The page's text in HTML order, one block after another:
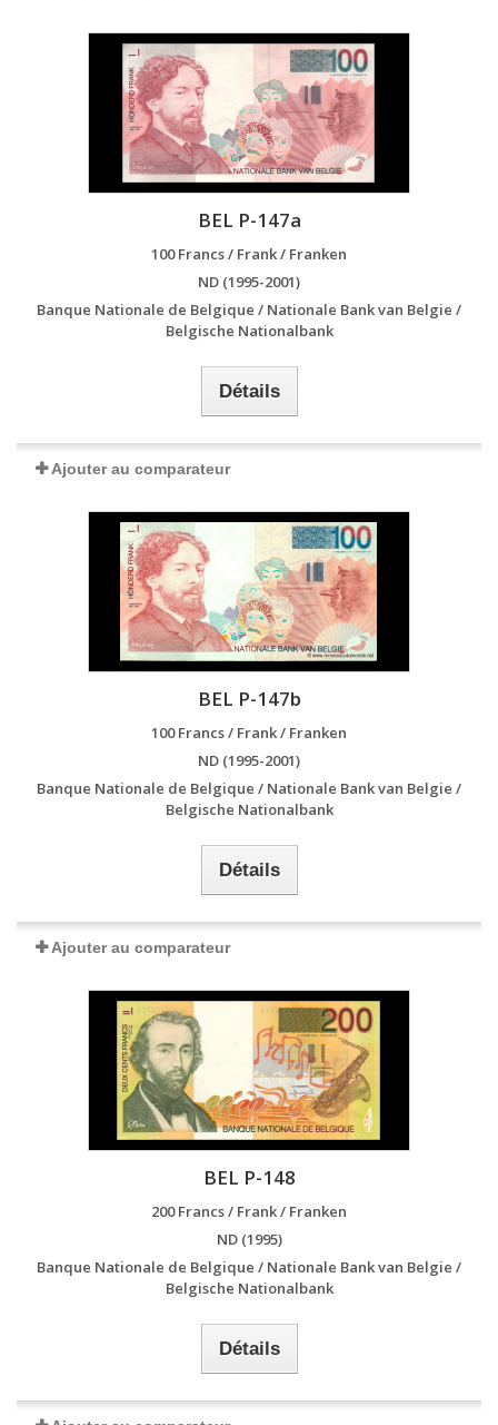
BEL P-147a
100 Francs / Frank / Franken
ND (1995-2001)
Banque Nationale de Belgique / Nationale Bank van Belgie /
Belgische Nationalbank
Détails
Ajouter au comparateur
BEL P-147b
100 Francs / Frank / Franken
ND (1995-2001)
Banque Nationale de Belgique / Nationale Bank van Belgie /
Belgische Nationalbank
Détails
Ajouter au comparateur
BEL P-148
200 Francs / Frank / Franken
ND (1995)
Banque Nationale de Belgique / Nationale Bank van Belgie /
Belgische Nationalbank
Détails